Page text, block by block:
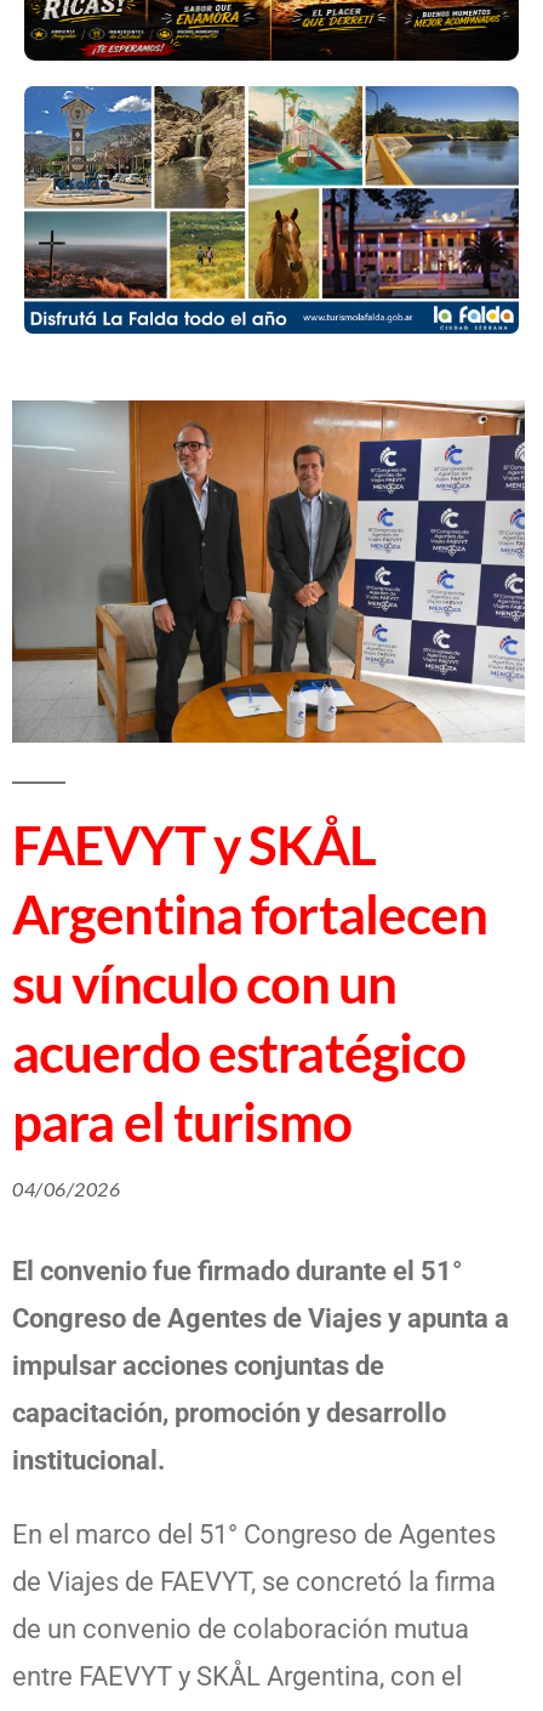
FAEVYT y SKÅL
Argentina fortalecen
su vínculo con un
acuerdo estratégico
para el turismo
04/06/2026
El convenio fue firmado durante el 51°
Congreso de Agentes de Viajes y apunta a
impulsar acciones conjuntas de
capacitación, promoción y desarrollo
institucional.
En el marco del 51° Congreso de Agentes
de Viajes de FAEVYT, se concretó la firma
de un convenio de colaboración mutua
entre FAEVYT y SKÅL Argentina, con el